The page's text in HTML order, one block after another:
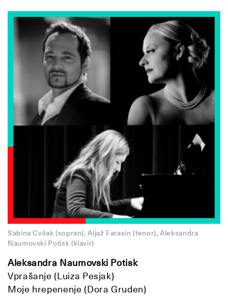
Sabina Cvilak (sopran), Aljaž Farasin (tenor), Aleksandra
Naumovski Potisk (klavir)
Aleksandra Naumovski Potisk
Vprašanje (Luiza Pesjak)
Moje hrepenenje (Dora Gruden)